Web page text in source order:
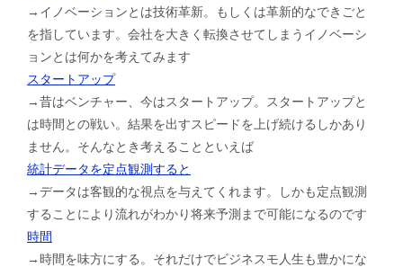
→イノベーションとは技術革新。もしくは革新的なできごと
を指しています。会社を大きく転換させてしまうイノベーシ
ョンとは何かを考えてみます
スタートアップ
→昔はベンチャー、今はスタートアップ。スタートアップと
は時間との戦い。結果を出すスピードを上げ続けるしかあり
ません。そんなとき考えることといえば
統計データを定点観測すると
→データは客観的な視点を与えてくれます。しかも定点観測
することにより流れがわかり将来予測まで可能になるのです
時間
→時間を味方にする。それだけでビジネスモ人生も豊かにな